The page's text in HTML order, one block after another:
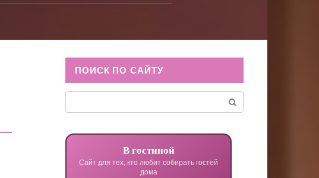
ПОИСК ПО САЙТУ
В гостиной
Сайт для тех, кто любит собирать гостей
дома